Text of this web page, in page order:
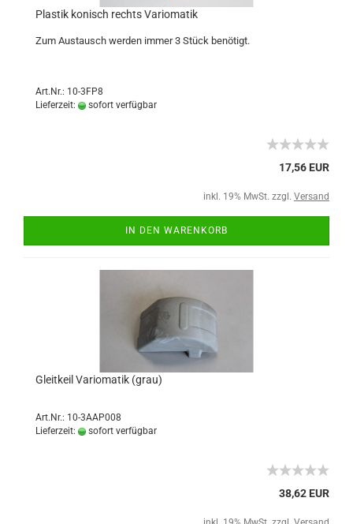
Plastik konisch rechts Variomatik
Zum Austausch werden immer 3 Stück benötigt.
Art.Nr.: 10-3FP8
Lieferzeit:
sofort verfügbar
17,56 EUR
inkl. 19% MwSt. zzgl. Versand
IN DEN WARENKORB
Gleitkeil Variomatik (grau)
Art.Nr.: 10-3AAP008
Lieferzeit:
sofort verfügbar
38,62 EUR